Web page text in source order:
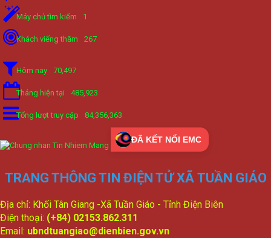
Máy chủ tìm kiếm 1
Khách viếng thăm 267
Hôm nay 70,497
Tháng hiện tại 485,923
Tổng lượt truy cập 84,356,363
ĐÃ KẾT NỐI EMC
TRANG THÔNG TIN ĐIỆN TỬ XÃ TUẦN GIÁO
Địa chỉ: Khối Tân Giang -Xã Tuần Giáo - Tỉnh Điện Biên
Điện thoại: (+84) 02153.862.311
Email: ubndtuangiao@dienbien.gov.vn